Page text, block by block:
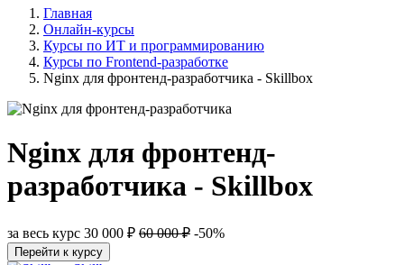
Главная
Онлайн-курсы
Курсы по ИТ и программированию
Курсы по Frontend-разработке
Nginx для фронтенд-разработчика - Skillbox
Nginx для фронтенд-
разработчика - Skillbox
за весь курс 30 000 ₽ 60 000 ₽ -50%
Перейти к курсу